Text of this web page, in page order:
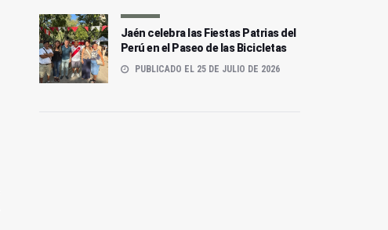
Jaén celebra las Fiestas Patrias del
Perú en el Paseo de las Bicicletas
PUBLICADO EL 25 DE JULIO DE 2026